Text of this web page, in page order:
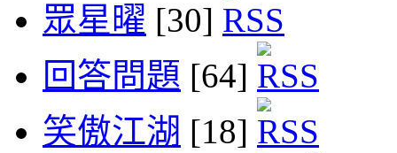
眾星曜 [30]
回答問題 [64]
笑傲江湖 [18]